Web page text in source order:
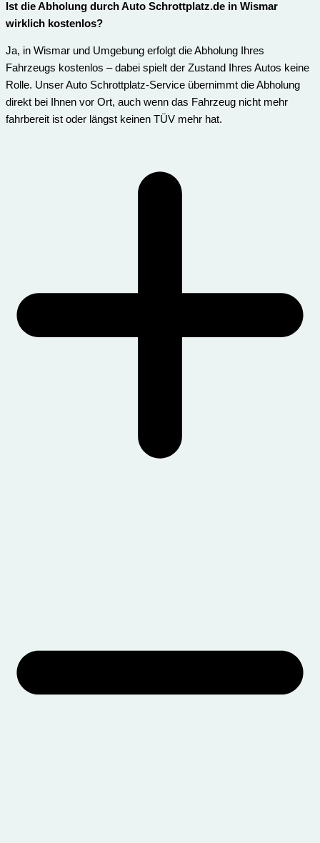
Ist die Abholung durch Auto Schrottplatz.de in Wismar
wirklich kostenlos?
Ja, in Wismar und Umgebung erfolgt die Abholung Ihres
Fahrzeugs kostenlos – dabei spielt der Zustand Ihres Autos keine
Rolle. Unser Auto Schrottplatz-Service übernimmt die Abholung
direkt bei Ihnen vor Ort, auch wenn das Fahrzeug nicht mehr
fahrbereit ist oder längst keinen TÜV mehr hat.